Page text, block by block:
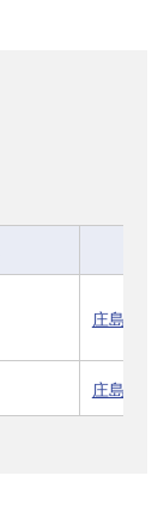
庄島 正
庄島 正